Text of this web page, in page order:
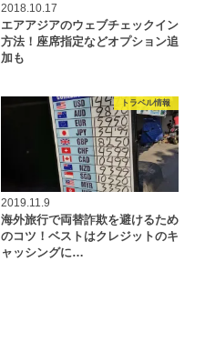
2018.10.17
エアアジアのウェブチェックイン
方法！座席指定などオプション追
加も
トラベル情報
2019.11.9
海外旅行で両替詐欺を避けるため
のコツ！ベストはクレジットのキ
ャッシングに…